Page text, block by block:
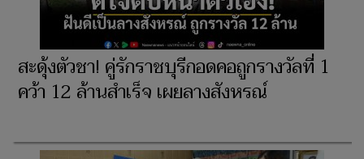
สะดุ้งตัวชา! คู่รักราชบุรีกอดคอถูกรางวัลที่ 1
คว้า 12 ล้านสำเร็จ เผยลางสังหรณ์